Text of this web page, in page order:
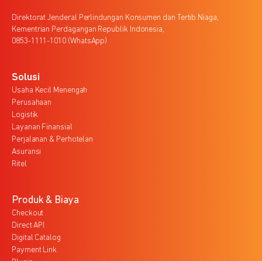
Direktorat Jenderal Perlindungan Konsumen dan Tertib Niaga,
Kementrian Perdagangan Republik Indonesia,
0853-1111-1010 (WhatsApp)
Solusi
Usaha Kecil Menengah
Perusahaan
Logistik
Layanan Finansial
Perjalanan & Perhotelan
Asuransi
Ritel
Produk & Biaya
Checkout
Direct API
Digital Catalog
Payment Link